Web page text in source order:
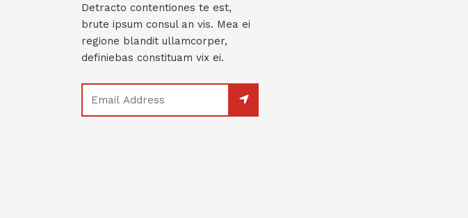
Detracto contentiones te est,
brute ipsum consul an vis. Mea ei
regione blandit ullamcorper,
definiebas constituam vix ei.